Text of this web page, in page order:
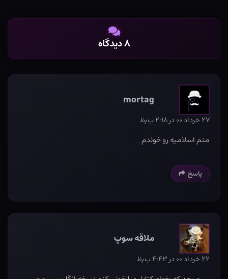
۸ دیدگاه
mortag
۲۷ خرداد ۰۰ در ۲:۱۸ ب٫ظ
منم اسلامیه رو خوندم
پاسخ
ملاقه سوپ
۲۲ خرداد ۰۰ در ۴:۴۳ ب٫ظ